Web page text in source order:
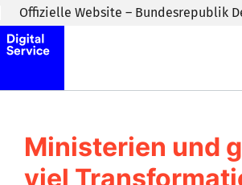
Zum Inhaltsbereich wechseln
Offizielle Website – Bundesrepublik
Ministerien und
viel